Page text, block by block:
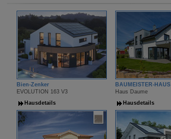
Bien-Zenker
EVOLUTION 163 V3
Hausdetails
BAUMEISTER-HAUS
Haus Daume
Hausdetails